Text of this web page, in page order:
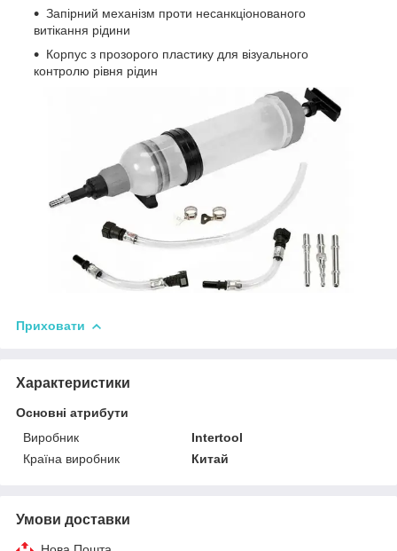
Запірний механізм проти несанкціонованого
витікання рідини
Корпус з прозорого пластику для візуального
контролю рівня рідин
Приховати
Характеристики
Основні атрибути
Виробник
Intertool
Країна виробник
Китай
Умови доставки